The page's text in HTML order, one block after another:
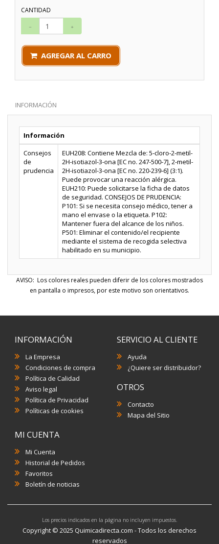
CANTIDAD
AGREGAR AL CARRO
INFORMACIÓN
Información
Consejos
de
prudencia
EUH208: Contiene Mezcla de: 5-cloro-2-metil-
2H-isotiazol-3-ona [EC no. 247-500-7], 2-metil-
2H-isotiazol-3-ona [EC no. 220-239-6] (3:1).
Puede provocar una reacción alérgica.
EUH210: Puede solicitarse la ficha de datos
de seguridad. CONSEJOS DE PRUDENCIA:
P101: Si se necesita consejo médico, tener a
mano el envase o la etiqueta. P102:
Mantener fuera del alcance de los niños.
P501: Eliminar el contenido/el recipiente
mediante el sistema de recogida selectiva
habilitado en su municipio.
AVISO: Los colores reales pueden diferir de los colores mostrados
en pantalla o impresos, por este motivo son orientativos.
INFORMACIÓN
La Empresa
Condiciones de compra
Política de Calidad
Aviso legal
Política de Privacidad
Políticas de cookies
SERVICIO AL CLIENTE
Ayuda
¿Quiere ser distribuidor?
OTROS
Contacto
Mapa del Sitio
MI CUENTA
Mi Cuenta
Historial de Pedidos
Favoritos
Boletín de noticias
Los precios indicados en la página no incluyen impuestos.
Copyright © 2025 Quimicadirecta.com - Todos los derechos
reservados